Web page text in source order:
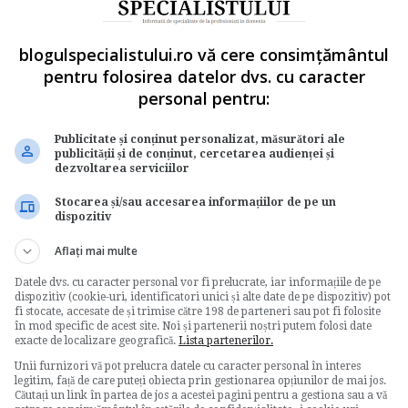
nu mai poate fi determinata, valoarea
valoarea sa reevaluata la data ultimei
de valoare.
imobilizarilor corporale, diferenta dintre
la cost istoric trebuie prezentata la
distinct in "Capital si rezerve" (contul 105
fata de valoarea contabila neta, atunci aceasta
prezentata in cadrul elementului "Capital si
anterioara recunoscuta ca o cheltuiala aferenta
cu descresterea recunoscuta anterior la acel
blogulspecialistului.ro vă cere consimțământul
pentru folosirea datelor dvs. cu caracter
personal pentru:
Publicitate și conținut personalizat, măsurători ale
publicității și de conținut, cercetarea audienței și
dezvoltarea serviciilor
Stocarea și/sau accesarea informațiilor de pe un
dispozitiv
Aflați mai multe
Datele dvs. cu caracter personal vor fi prelucrate, iar informațiile de pe
dispozitiv (cookie-uri, identificatori unici și alte date de pe dispozitiv) pot
fi stocate, accesate de și trimise către 198 de parteneri sau pot fi folosite
în mod specific de acest site. Noi și partenerii noștri putem folosi date
exacte de localizare geografică. Lista partenerilor.
Unii furnizori vă pot prelucra datele cu caracter personal în interes
legitim, față de care puteți obiecta prin gestionarea opțiunilor de mai jos.
Căutați un link în partea de jos a acestei pagini pentru a gestiona sau a vă